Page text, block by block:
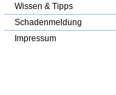
Wissen & Tipps
Schadenmeldung
Impressum